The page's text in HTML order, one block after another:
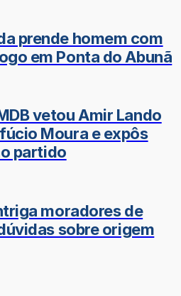
prende homem com
em Ponta do Abunã
vetou Amir Lando
Moura e expôs
partido
moradores de
sobre origem